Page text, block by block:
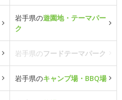
岩手県の遊園地・テーマパー
ク
岩手県のフードテーマパーク
岩手県のキャンプ場・BBQ場